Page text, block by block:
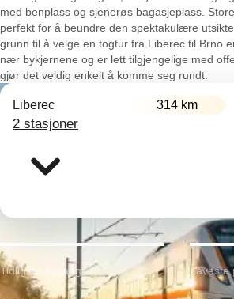
med benplass og sjenerøs bagasjeplass.
perfekt for å beundre den spektakulære
grunn til å velge en togtur fra Liberec til Brno
nær bykjernene og er lett tilgjengelige med
gjør det veldig enkelt å komme seg rundt.
Liberec 314 km
2 stasjoner
Tidligste avgang: Laveste